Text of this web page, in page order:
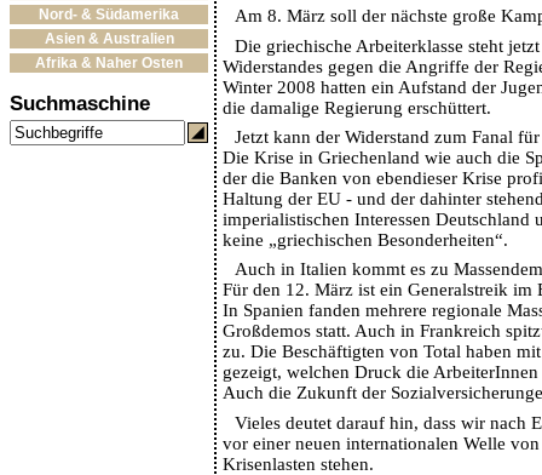
Nord- & Südamerika
Asien & Australien
Afrika & Naher Osten
Suchmaschine
Am 8. März soll der nächste große
Die griechische Arbeiterklasse steht
Widerstandes gegen die Angriffe der
Winter 2008 hatten ein Aufstand der
die damalige Regierung erschüttert.
Jetzt kann der Widerstand zum Fanal
Die Krise in Griechenland wie auch die
der die Banken von ebendieser Krise
Haltung der EU - und der dahinter
imperialistischen Interessen Deutschland
keine „griechischen Besonderheiten“.
Auch in Italien kommt es zu
Für den 12. März ist ein Generalstreik im
In Spanien fanden mehrere regionale
Großdemos statt. Auch in Frankreich
zu. Die Beschäftigten von Total haben
gezeigt, welchen Druck die
Auch die Zukunft der
Vieles deutet darauf hin, dass wir nach
vor einer neuen internationalen Welle
Krisenlasten stehen.